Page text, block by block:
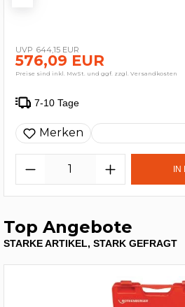
644,15 EUR
576,09 EUR
Preise sind inkl. MwSt. und ggf. zzgl. Versandkosten
7-10 Tage
Merken
IN
Top Angebote
STARKE ARTIKEL, STARK GEFRAGT